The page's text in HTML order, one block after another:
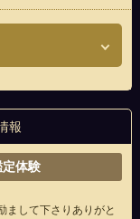
報
体験
まして下さりありがと